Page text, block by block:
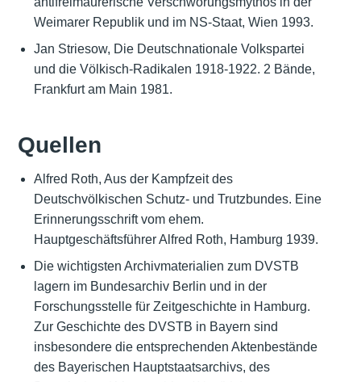
Weimarer Republik und im NS-Staat, Wien 1993.
Jan Striesow, Die Deutschnationale Volkspartei
und die Völkisch-Radikalen 1918-1922. 2 Bände,
Frankfurt am Main 1981.
Quellen
Alfred Roth, Aus der Kampfzeit des
Deutschvölkischen Schutz- und Trutzbundes. Eine
Erinnerungsschrift vom ehem.
Hauptgeschäftsführer Alfred Roth, Hamburg 1939.
Die wichtigsten Archivmaterialien zum DVSTB
lagern im Bundesarchiv Berlin und in der
Forschungsstelle für Zeitgeschichte in Hamburg.
Zur Geschichte des DVSTB in Bayern sind
insbesondere die entsprechenden Aktenbestände
des Bayerischen Hauptstaatsarchivs, des